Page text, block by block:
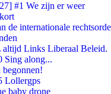
#1 We zijn er weer
de internationale rechtsorde
Links Liberaal Beleid.
Sing along...
Lollergps
baby drone